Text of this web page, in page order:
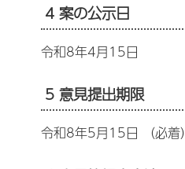
4 案の公示日
令和8年4月15日
5 意見提出期限
令和8年5月15日 （必着）